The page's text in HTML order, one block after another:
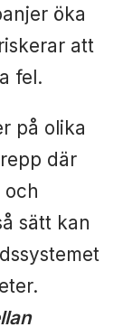
öka
att
fel.
på olika
där
och
sätt kan